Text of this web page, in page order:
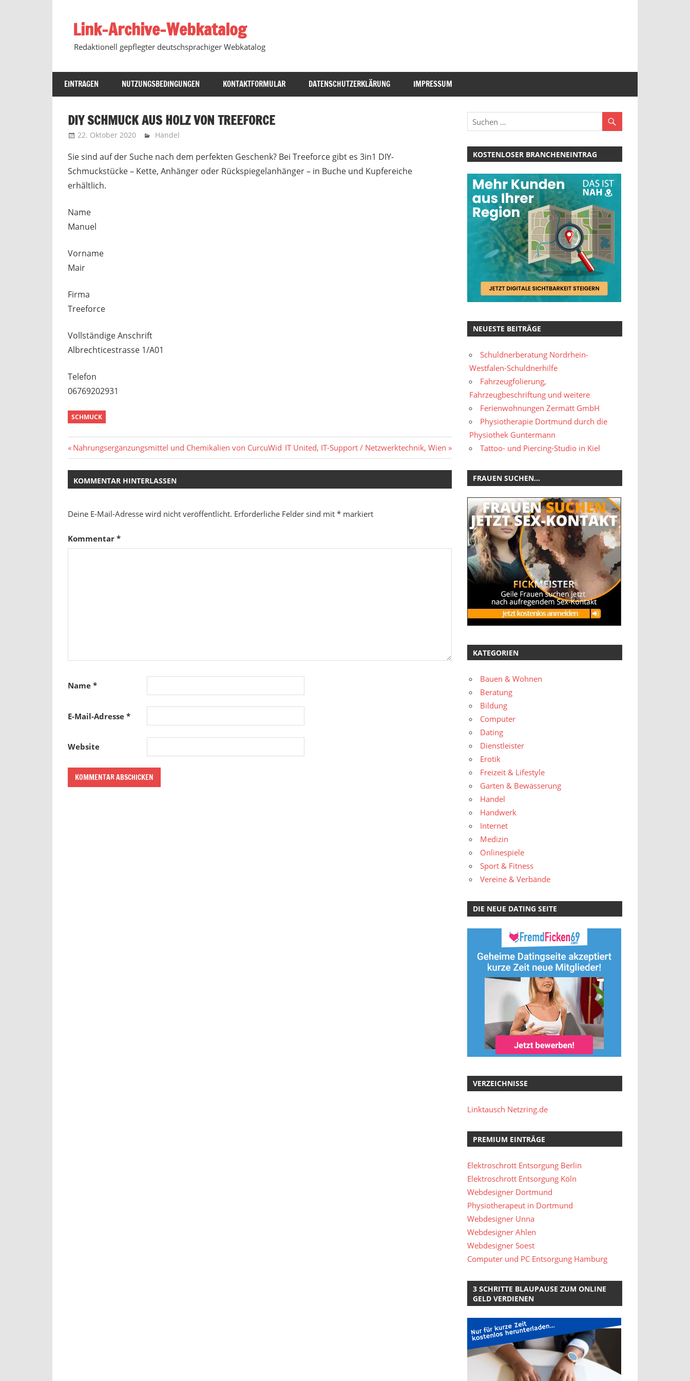
springenLink-Archive-Webkatalog
Redaktionell gepflegter deutschsprachiger Webkatalog
EINTRAGEN NUTZUNGSBEDINGUNGEN KONTAKTFORMULAR DATENSCHUTZERKLÄRUNG IMPRESSUM
DIY SCHMUCK AUS HOLZ VON TREEFORCE
22. Oktober 2020 Marko
Handel
Sie sind auf der Suche nach dem perfekten Geschenk? Bei Treeforce gibt es 3in1 DIY-
Schmuckstücke – Kette, Anhänger oder Rückspiegelanhänger – in Buche und Kupfereiche
erhältlich.
Name
Manuel
Vorname
Mair
Firma
Treeforce
Vollständige Anschrift
Albrechticestrasse 1/A01
Telefon
06769202931
SCHMUCK
Beitragsnavigation
Vorheriger
Beitrag:
Nahrungsergänzungsmittel und Chemikalien von CurcuWid Nächster
Beitrag:
IT United, IT-Support / Netzwerktechnik, Wien
KOMMENTAR HINTERLASSEN
Deine E-Mail-Adresse wird nicht veröffentlicht. Erforderliche Felder sind mit * markiert
Kommentar *
Name *
E-Mail-Adresse *
Website
KOSTENLOSER BRANCHENEINTRAG
NEUESTE BEITRÄGE
Schuldnerberatung Nordrhein-
Westfalen-Schuldnerhilfe
Fahrzeugfolierung,
Fahrzeugbeschriftung und weitere
Ferienwohnungen Zermatt GmbH
Physiotherapie Dortmund durch die
Physiothek Guntermann
Tattoo- und Piercing-Studio in Kiel
FRAUEN SUCHEN…
KATEGORIEN
Bauen & Wohnen
Beratung
Bildung
Computer
Dating
Dienstleister
Erotik
Freizeit & Lifestyle
Garten & Bewässerung
Handel
Handwerk
Internet
Medizin
Onlinespiele
Sport & Fitness
Vereine & Verbände
DIE NEUE DATING SEITE
VERZEICHNISSE
Linktausch Netzring.de
PREMIUM EINTRÄGE
Elektroschrott Entsorgung Berlin
Elektroschrott Entsorgung Köln
Webdesigner Dortmund
Physiotherapeut in Dortmund
Webdesigner Unna
Webdesigner Ahlen
Webdesigner Soest
Computer und PC Entsorgung Hamburg
3 SCHRITTE BLAUPAUSE ZUM ONLINE
GELD VERDIENEN